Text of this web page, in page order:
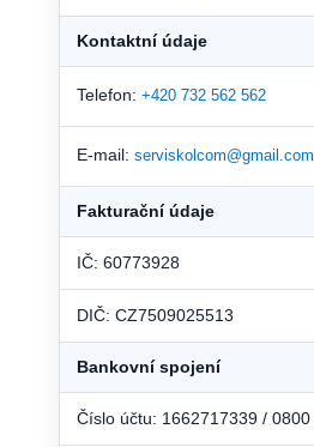
Kontaktní údaje
Telefon: +420 732 562 562
E-mail: serviskolcom@gmail.com
Fakturační údaje
IČ: 60773928
DIČ: CZ7509025513
Bankovní spojení
Číslo účtu: 1662717339 / 0800